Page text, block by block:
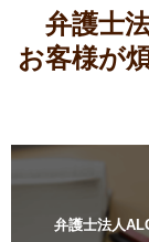
弁護士
お客様が
弁護士法人